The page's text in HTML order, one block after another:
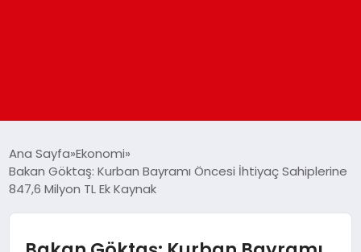
GÜNDEM
DÜNYA
Ana Sayfa Ekonomi
Bakan Göktaş: Kurban Bayramı Öncesi İhtiyaç Sahiplerine
847,6 Milyon TL Ek Kaynak